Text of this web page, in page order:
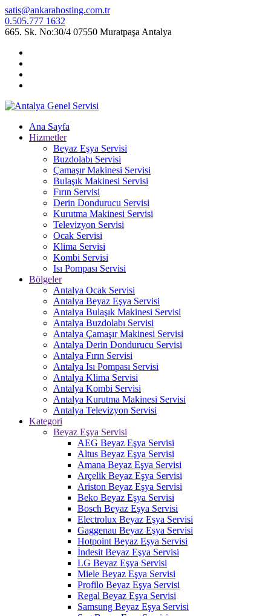
satis@ankarahosting.com.tr
0.505.777 1632
665. Sk. No:30/4 07550 Muratpaşa Antalya
Ana Sayfa
Hizmetler
Beyaz Eşya Servisi
Buzdolabı Servisi
Çamaşır Makinesi Servisi
Bulaşık Makinesi Servisi
Fırın Servisi
Derin Dondurucu Servisi
Kurutma Makinesi Servisi
Televizyon Servisi
Ocak Servisi
Klima Servisi
Kombi Servisi
Isı Pompası Servisi
Bölgeler
Antalya Ocak Servisi
Antalya Beyaz Eşya Servisi
Antalya Bulaşık Makinesi Servisi
Antalya Buzdolabı Servisi
Antalya Çamaşır Makinesi Servisi
Antalya Derin Dondurucu Servisi
Antalya Fırın Servisi
Antalya Isı Pompası Servisi
Antalya Klima Servisi
Antalya Kombi Servisi
Antalya Kurutma Makinesi Servisi
Antalya Televizyon Servisi
Kategori
Beyaz Eşya Servisi
AEG Beyaz Eşya Servisi
Altus Beyaz Eşya Servisi
Amana Beyaz Eşya Servisi
Arçelik Beyaz Eşya Servisi
Ariston Beyaz Eşya Servisi
Beko Beyaz Eşya Servisi
Bosch Beyaz Eşya Servisi
Electrolux Beyaz Eşya Servisi
Gaggenau Beyaz Eşya Servisi
Hotpoint Beyaz Eşya Servisi
İndesit Beyaz Eşya Servisi
LG Beyaz Eşya Servisi
Miele Beyaz Eşya Servisi
Profilo Beyaz Eşya Servisi
Regal Beyaz Eşya Servisi
Samsung Beyaz Eşya Servisi